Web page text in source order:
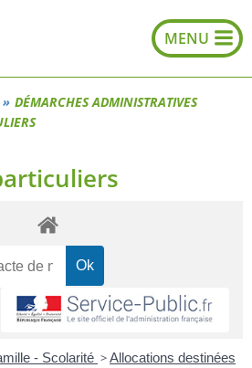
DÉMARCHES ADMINISTRATIVES
- Scolarité >Allocations destinées